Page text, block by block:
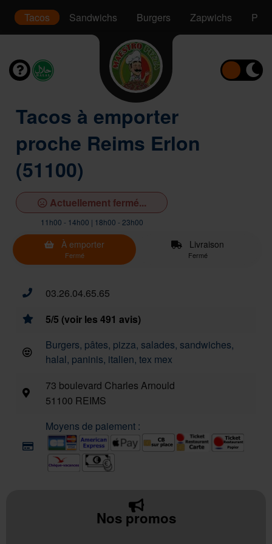
Tacos Sandwichs Burgers Zapwichs
Tacos à emporter
proche Reims Erlon
(51100)
Actuellement fermé...
11h00 - 14h00 | 18h00 - 23h00
À emporter
Fermé
Livraison
Fermé
03.26.04.65.65
5/5 (voir les 491 avis)
Burgers, pâtes, pizza, salades, sandwiches,
halal, paninis, italien, tex mex
73 boulevard Charles Arnould
51100 REIMS
Moyens de paiement :
Nos promos